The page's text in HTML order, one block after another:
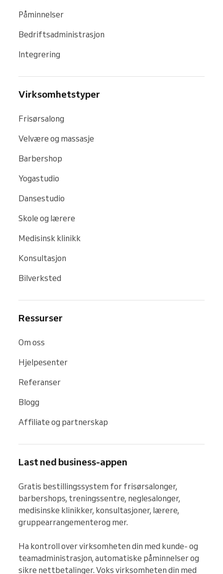
Påminnelser
Bedriftsadministrasjon
Integrering
Virksomhetstyper
Frisørsalong
Velvære og massasje
Barbershop
Yogastudio
Dansestudio
Skole og lærere
Medisinsk klinikk
Konsultasjon
Bilverksted
Ressurser
Om oss
Hjelpesenter
Referanser
Blogg
Affiliate og partnerskap
Last ned business-appen
Gratis bestillingssystem for frisørsalonger,
barbershops, treningssentre, neglesalonger,
medisinske klinikker, konsultasjoner, lærere,
gruppearrangementerog mer.
Ha kontroll over virksomheten din med kunde- og
teamadministrasjon, automatiske påminnelser og
sikre nettbetalinger. Voks virksomheten din med